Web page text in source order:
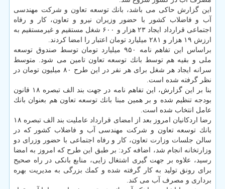
این گزارش حاكی می باشد، بانك توسعه تعاون و شركت مهندسی
آب و فاضلاب كشور با حضور وزیران نیرو و تعاون، كار و رفاه
اجتماعی قرارداد ایجاد ۲۳ هزار و ۶۰۰ شغل مستقیم و غیرمستقیم به
ارزش ۱۹ هزار و ۲۸۱ میلیارد تومان اعتبار را امضا كردند.
براساس این تفاهم نامه ۹۵۰ میلیارد تومان توسط صندوق توسعه
ملی و بقیه هم توسط بانك توسعه تعاون تامین می شود. متوسط
سرانه ایجاد هر شغل برای هر نفر در این طرح ۸۰ میلیون تومان در
نظر گرفته شده است.
بنا بر این گزارش، این تفاهم نامه در جهت بند الف تبصره ۱۸ قانون
بودجه تنظیم شده و بر همین مبنا بانك توسعه تعاون هم بعنوان بانك
عامل انتخاب شده است.
رضا اردكانیان امروز بعد از امضای قرارداد عاملیت بند الف تبصره ۱۸
بانك توسعه تعاون و شركت مهندسی آب و فاضلاب كشور كه در
سالن جلسات وزارت تعاون، كار و رفاه اجتماعی با حضور وزرای دو
وزارتخانه انجام شد، اضافه كرد: بر طبق این طرح كه امروز به امضا
رسید، علاوه بر جهت گیری اشتغال زایی، منابع بانكی در راه صحیح
برای رونق تولید به كار گرفته شده و كمك بزرگی به مدیریت بهره
برداری و مصرف آب می كند.